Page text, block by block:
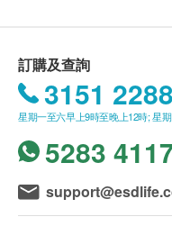
2. 我們將於確定訂單
3. 不排除運送時間會
訊號懸掛或黑色暴雨
延遲。
4. 所有訂單須視乎
認。倘若健康網購
的貨品，健康網購
訂購及查詢
3151 2288
星期一至六早上9時至晚上12時; 星
5283